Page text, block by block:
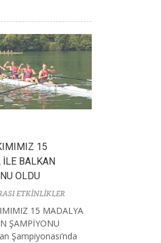
15
İLE BALKAN
OLDU
ETKİNLİKLER
15 MADALYA
ŞAMPİYONU
Şampiyonası’nda